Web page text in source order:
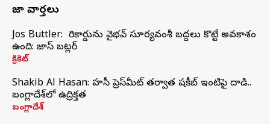
తాజా వార్తలు
Jos Buttler: నా రికార్డును వైభవ్ సూర్యవంశీ బద్దలు కొట్టే అవకాశం
ఉంది: జాస్ బట్లర్
క్రికెట్
Shakib Al Hasan: హసీనా ప్రెస్‌మీట్‌ తర్వాత షకీబ్‌ ఇంటిపై దాడి..
బంగ్లాదేశ్‌లో ఉద్రిక్తత
బంగ్లాదేశ్